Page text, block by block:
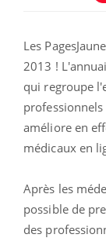
Les
2013 ! L'
qui regroupe
améliore en
médicaux en
Après les
possible de
des